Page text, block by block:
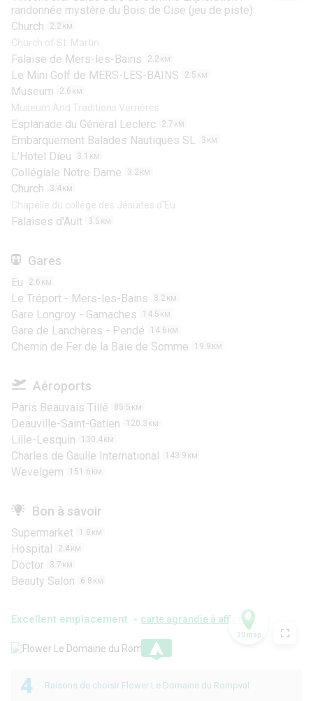
randonnée mystère du Bois de Cise (jeu de piste)
Church 2.2 KM
Church of St. Martin
Falaise de Mers-les-Bains 2.2 KM
Le Mini Golf de MERS-LES-BAINS 2.5 KM
Museum 2.6 KM
Museum And Traditions Verrières
Esplanade du Général Leclerc 2.7 KM
Embarquement Balades Nautiques SL 3 KM
L'Hotel Dieu 3.1 KM
Collégiale Notre Dame 3.2 KM
Church 3.4 KM
Chapelle du collège des Jésuites d'Eu
Falaises d'Ault 3.5 KM
Gares
Eu 2.6 KM
Le Tréport - Mers-les-Bains 3.2 KM
Gare Longroy - Gamaches 14.5 KM
Gare de Lanchères - Pendé 14.6 KM
Chemin de Fer de la Baie de Somme 19.9 KM
Aéroports
Paris Beauvais Tillé 85.5 KM
Deauville-Saint-Gatien 120.3 KM
Lille-Lesquin 130.4 KM
Charles de Gaulle International 143.9 KM
Wevelgem 151.6 KM
Bon à savoir
Supermarket 1.8 KM
Hospital 2.4 KM
Doctor 3.7 KM
Beauty Salon 6.8 KM
Excellent emplacement - carte agrandie à afficher
.
3D map
4 Raisons de choisir Flower Le Domaine du Rompval